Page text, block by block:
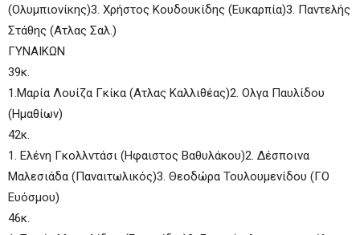
(Ολυμπιονίκης)3. Χρήστος Κουδουκίδης (Ευκαρπία)3. Παντελής
Στάθης (Ατλας Σαλ.)
ΓΥΝΑΙΚΩΝ
39κ.
1.Μαρία Λουίζα Γκίκα (Ατλας Καλλιθέας)2. Ολγα Παυλίδου
(Ημαθίων)
42κ.
1. Ελένη Γκολλντάσι (Ηφαιστος Βαθυλάκου)2. Δέσποινα
Μαλεσιάδα (Παναιτωλικός)3. Θεοδώρα Τουλουμενίδου (ΓΟ
Ευόσμου)
46κ.